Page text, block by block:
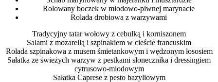
Rolowany boczek w miodowo-piwnej marynacie
Rolada drobiowa z warzywami
Tradycyjny tatar wołowy z cebulką i korniszonem
Salami z mozarellą i szpinakiem w cieście francuskim
Rolada szpinakowa z musem śmietankowym i wędzonym łososiem
Sałatka ze świeżych warzyw z pestkami słonecznika i dressingiem
cytrusowo-miodowym
Sałatka Caprese z pesto bazyliowym